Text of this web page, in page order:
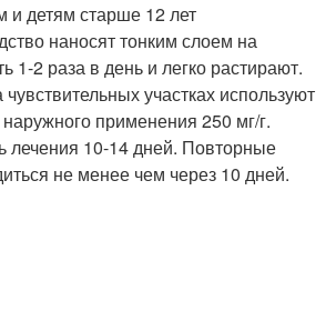
детям старше 12 лет
наносят тонким слоем на
1-2 раза в день и легко растирают.
участках используют
применения 250 мг/г.
лечения 10-14 дней. Повторные
не менее чем через 10 дней.